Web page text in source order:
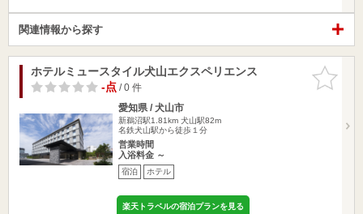
関連情報から探す
お気に入
りに追加
ホテルミュースタイル犬山エクスペリエンス
-点/ 0 件
愛知県 / 犬山市
新鵜沼駅1.81km 犬山駅82m
名鉄犬山駅から徒歩１分
営業時間
入浴料金 ～
宿泊 ホテル
楽天トラベルの宿泊プランを見る